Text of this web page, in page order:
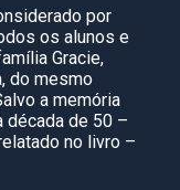
por
os alunos e
Gracie,
do mesmo
a memória
década de 50 –
no livro –